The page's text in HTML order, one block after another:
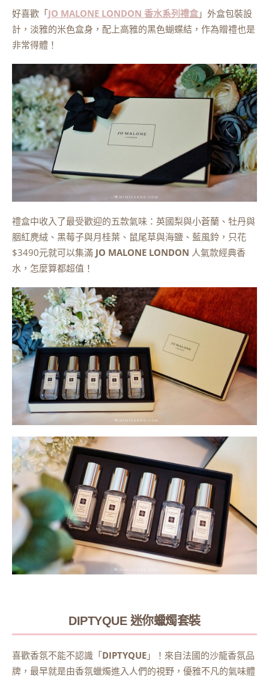
好喜歡「JO MALONE LONDON 香水系列禮盒 」外盒包裝設
計，淡雅的米色盒身，配上高雅的黑色蝴蝶結，作為贈禮也是
非常得體！
禮盒中收入了最受歡迎的五款氣味：英國梨與小蒼蘭、牡丹與
胭紅麂絨、黑莓子與月桂葉、鼠尾草與海鹽、藍風鈴，只花
$3490元就可以集滿 JO MALONE LONDON 人氣款經典香
水，怎麼算都超值！
DIPTYQUE 迷你蠟燭套裝
喜歡香氛不能不認識「DIPTYQUE 」！來自法國的沙龍香氛品
牌，最早就是由香氛蠟燭進入人們的視野，優雅不凡的氣味體